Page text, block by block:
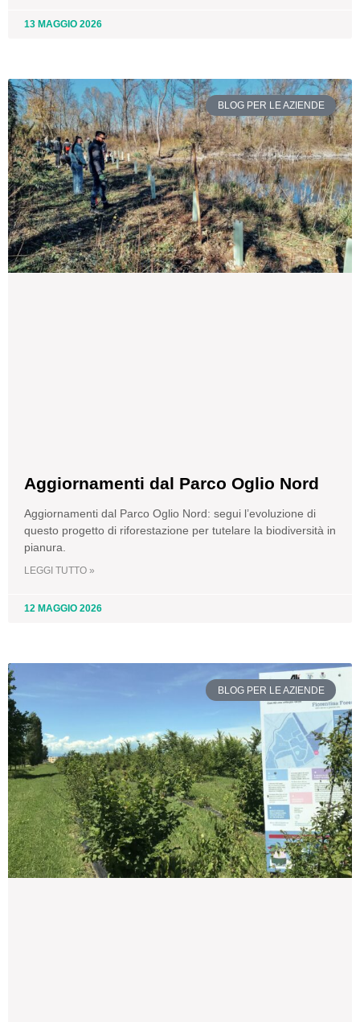
13 MAGGIO 2026
BLOG PER LE AZIENDE
Aggiornamenti dal Parco Oglio Nord
Aggiornamenti dal Parco Oglio Nord: segui l’evoluzione di
questo progetto di riforestazione per tutelare la biodiversità in
pianura.
LEGGI TUTTO »
12 MAGGIO 2026
BLOG PER LE AZIENDE